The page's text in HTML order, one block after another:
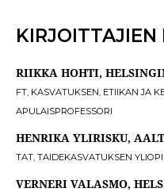
KIRJOITTAJIEN
RIIKKA HOHTI,
FT, KASVATUKSEN, ETIIKAN JA
APULAISPROFESSORI
HENRIKA YLIRISKU,
TAT, TAIDEKASVATUKSEN
VERNERI VALASMO,